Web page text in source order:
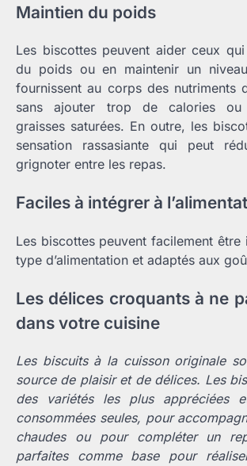
Maintien du poids
Les biscottes peuvent aider ceux
du poids ou en maintenir un
fournissent au corps des nutriments
sans ajouter trop de calories ou
graisses saturées. En outre, les
sensation rassasiante qui peut
grignoter entre les repas.
Faciles à intégrer à
Les biscottes peuvent facilement être
type d’alimentation et adaptés aux
Les délices croquants à ne
dans votre cuisine
Les biscuits à la cuisson originale
source de plaisir et de délices. Les
des variétés les plus appréciées
consommées seules, pour
chaudes ou pour compléter un
parfaites comme base pour